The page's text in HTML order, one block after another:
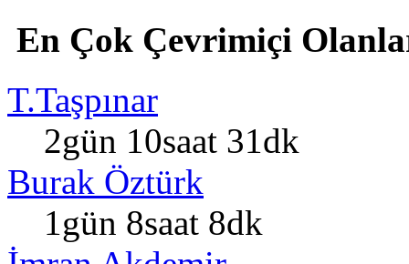
En Çok Çevrimiçi
T.Taşpınar
2gün 10saat 31dk
Burak Öztürk
1gün 8saat 8dk